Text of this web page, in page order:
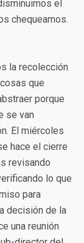
el
chequeamos.
la recolección
que
porque
se van
El miércoles
hace el cierre
revisando
lo que
para
decisión de la
una reunión